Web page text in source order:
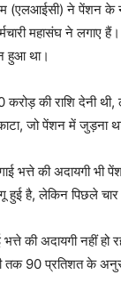
(एलआईसी) ने पेंशन के
महासंघ ने लगाए
हुआ था।
की राशि देनी
जो पेंशन में जुड़ना
की अदायगी भी
लेकिन पिछले चार
भत्ते की अदायगी नहीं
तक 90 प्रतिशत के